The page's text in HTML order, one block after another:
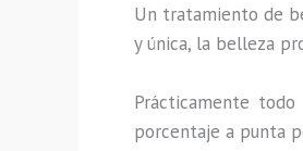
Un tratamiento de
y única, la belleza
Prácticamente
porcentaje a punta